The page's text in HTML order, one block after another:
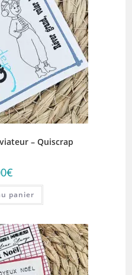
– Quiscrap
€
panier